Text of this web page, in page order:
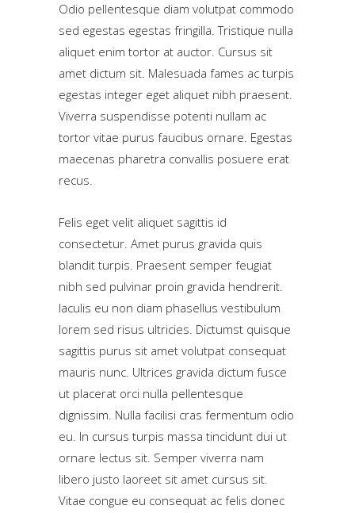
Odio pellentesque diam volutpat commodo
sed egestas egestas fringilla. Tristique nulla
aliquet enim tortor at auctor. Cursus sit
amet dictum sit. Malesuada fames ac turpis
egestas integer eget aliquet nibh praesent.
Viverra suspendisse potenti nullam ac
tortor vitae purus faucibus ornare. Egestas
maecenas pharetra convallis posuere erat
recus.
Felis eget velit aliquet sagittis id
consectetur. Amet purus gravida quis
blandit turpis. Praesent semper feugiat
nibh sed pulvinar proin gravida hendrerit.
Iaculis eu non diam phasellus vestibulum
lorem sed risus ultricies. Dictumst quisque
sagittis purus sit amet volutpat consequat
mauris nunc. Ultrices gravida dictum fusce
ut placerat orci nulla pellentesque
dignissim. Nulla facilisi cras fermentum odio
eu. In cursus turpis massa tincidunt dui ut
ornare lectus sit. Semper viverra nam
libero justo laoreet sit amet cursus sit.
Vitae congue eu consequat ac felis donec